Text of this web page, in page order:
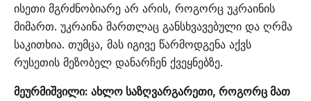
ისეთი მგრძნობიარე არ არის, როგორც უკრაინის
მიმართ. უკრაინა მართლაც განსხვავებული და ღრმა
საკითხია. თუმცა, მას იგივე წარმოდგენა აქვს
რუსეთის მეზობელ დანარჩენ ქვეყნებზე.
მეურმიშვილი: ახლო საზღვარგარეთი, როგორც მათ